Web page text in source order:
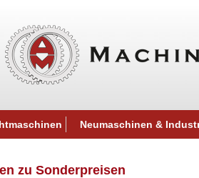
Neumaschinen &
zu Sonderpreisen